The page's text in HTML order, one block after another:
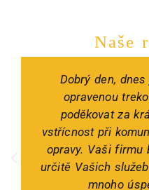
Naše
Dobrý den,
opravenou
poděkovat za
vstřícnost při
opravy. Vaši firmu
určitě Vašich
mnoho